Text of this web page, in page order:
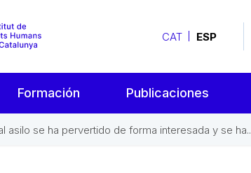
CAT ESP
Formación Publicaciones
asilo se ha pervertido de forma interesada y se